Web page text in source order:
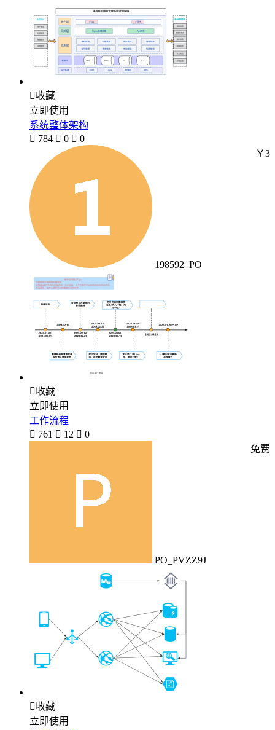
收藏
立即使用
系统整体架构
 784  0  0
198592_PO
￥3
收藏
立即使用
工作流程
 761  12  0
PO_PVZZ9J
免费
收藏
立即使用